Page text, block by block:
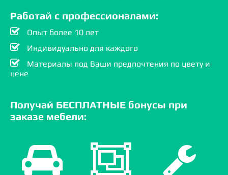
Работай с профессионалами:
Опыт более 10 лет
Индивидуально для каждого
Материалы под Ваши предпочтения по цвету и
цене
Получай БЕСПЛАТНЫЕ бонусы при
заказе мебели: